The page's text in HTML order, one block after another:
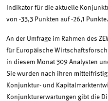
Indikator für die aktuelle
von -33,3 Punkten auf -26,1 Punkte.
An der Umfrage im Rahmen des
für Europäische
in diesem Monat 309 Analysten
Sie wurden nach ihren
Konjunktur- und
Konjunkturerwartungen gibt die